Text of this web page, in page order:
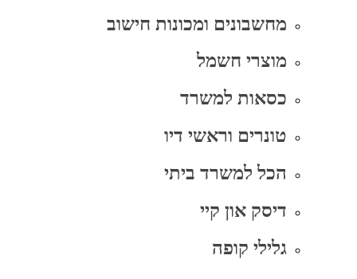
מחשבונים ומכונות חישוב
מוצרי חשמל
כסאות למשרד
טונרים וראשי דיו
הכל למשרד ביתי
דיסק און קיי
גלילי קופה